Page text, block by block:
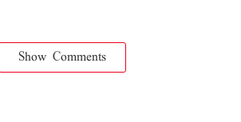
Show Comments